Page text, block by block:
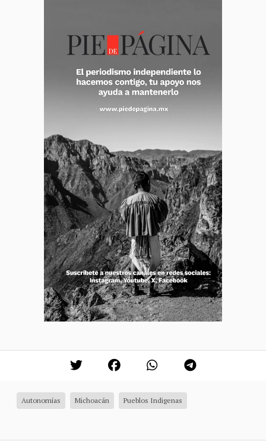
Autonomías Michoacán Pueblos Indigenas